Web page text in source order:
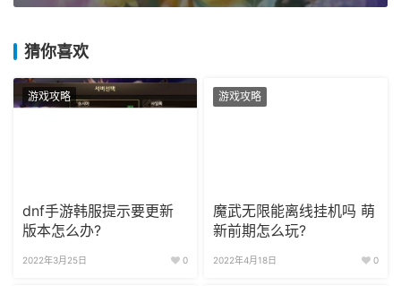
猜你喜欢
游戏攻略
dnf手游韩服提示要更新
版本怎么办?
2022年3月25日 0
游戏攻略
魔武无限能离线挂机吗 萌
新前期怎么玩?
2022年4月18日 0